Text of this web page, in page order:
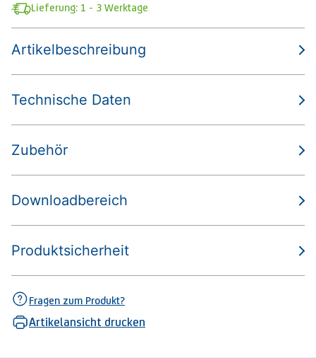
Lieferung: 1 - 3 Werktage
Artikelbeschreibung
Technische Daten
Zubehör
Downloadbereich
Produktsicherheit
Fragen zum Produkt?
Artikelansicht drucken